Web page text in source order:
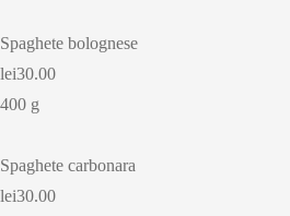
Spaghete bolognese
lei30.00
400 g
Spaghete carbonara
lei30.00